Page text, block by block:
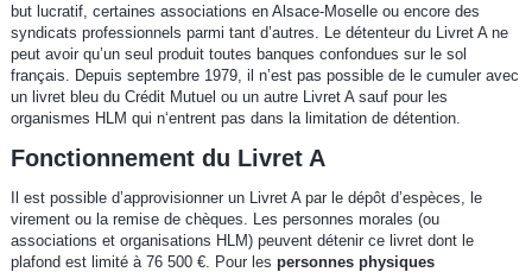
but lucratif, certaines associations en Alsace-Moselle ou encore des
syndicats professionnels parmi tant d’autres. Le détenteur du Livret A ne
peut avoir qu’un seul produit toutes banques confondues sur le sol
français. Depuis septembre 1979, il n’est pas possible de le cumuler avec
un livret bleu du Crédit Mutuel ou un autre Livret A sauf pour les
organismes HLM qui n‘entrent pas dans la limitation de détention.
Fonctionnement du Livret A
Il est possible d’approvisionner un Livret A par le dépôt d’espèces, le
virement ou la remise de chèques. Les personnes morales (ou
associations et organisations HLM) peuvent détenir ce livret dont le
plafond est limité à 76 500 €. Pour les personnes physiques